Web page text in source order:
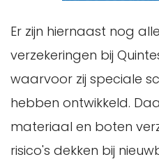
Er zijn hiernaast nog
verzekeringen bij
waarvoor zij speciale
hebben ontwikkeld.
materiaal en boten
risico's dekken bij